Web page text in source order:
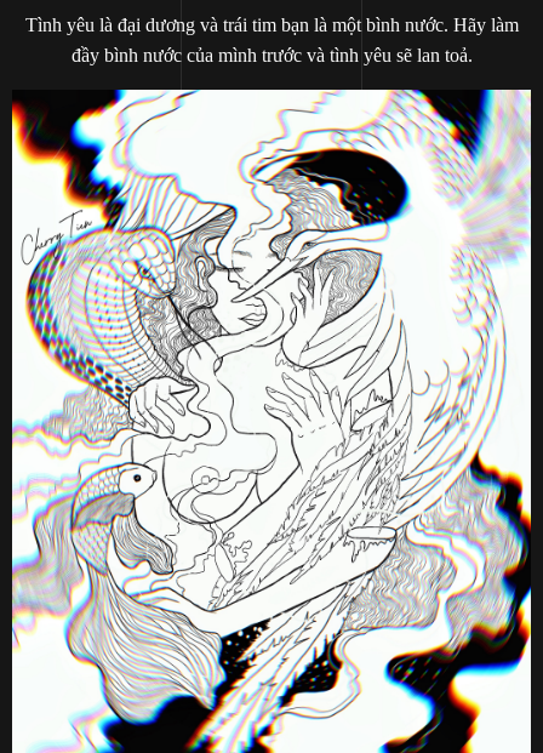
Tình yêu là đại dương và trái tim bạn là một bình nước. Hãy làm
đầy bình nước của mình trước và tình yêu sẽ lan toả.